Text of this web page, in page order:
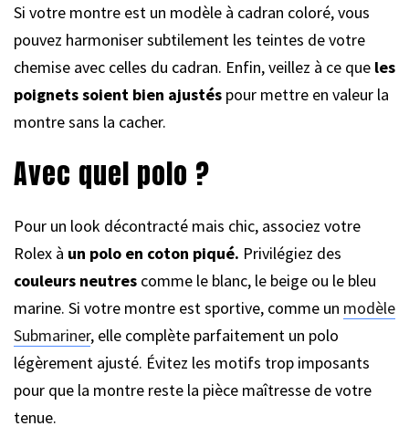
Si votre montre est un modèle à cadran coloré, vous
pouvez harmoniser subtilement les teintes de votre
chemise avec celles du cadran. Enfin, veillez à ce que les
poignets soient bien ajustés pour mettre en valeur la
montre sans la cacher.
Avec quel polo ?
Pour un look décontracté mais chic, associez votre
Rolex à un polo en coton piqué. Privilégiez des
couleurs neutres comme le blanc, le beige ou le bleu
marine. Si votre montre est sportive, comme un modèle
Submariner, elle complète parfaitement un polo
légèrement ajusté. Évitez les motifs trop imposants
pour que la montre reste la pièce maîtresse de votre
tenue.